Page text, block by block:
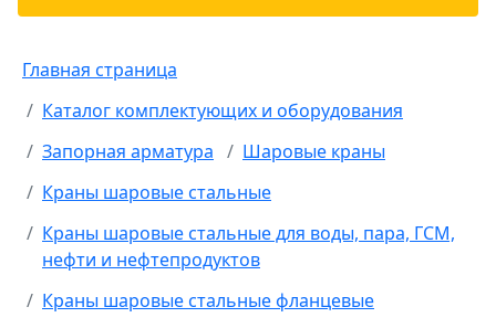
Главная страница
Каталог комплектующих и оборудования
Запорная арматура
Шаровые краны
Краны шаровые стальные
Краны шаровые стальные для воды, пара, ГСМ,
нефти и нефтепродуктов
Краны шаровые стальные фланцевые